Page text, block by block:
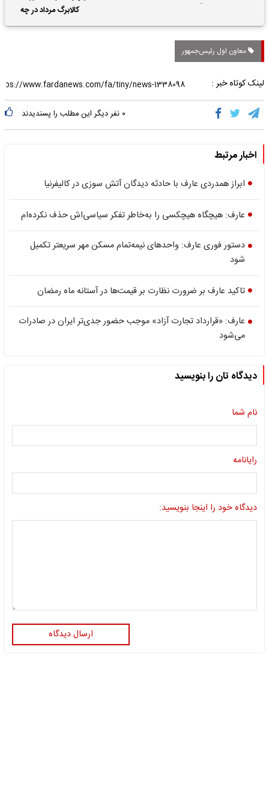
کالابرگ مرداد در چه
تاریخی واریز خواهد شد؟
معاون اول رئیس‌جمهور
لینک کوتاه خبر :
۰ نفر دیگر این مطلب را پسندیدند
اخبار مرتبط
ابراز همدردی عارف با حادثه دیدگان آتش سوزی در کالیفرنیا
عارف: هیچگاه هیچکسی را به‌خاطر تفکر سیاسی‌اش حذف نکرده‌ام
دستور فوری عارف: واحدهای نیمه‌تمام مسکن مهر سریعتر تکمیل
شود
تاکید عارف بر ضرورت نظارت بر قیمت‌ها در آستانه ماه رمضان
عارف: «قرارداد تجارت آزاد» موجب حضور جدی‌تر ایران در صادرات
می‌شود
دیدگاه تان را بنویسید
نام شما
رایانامه
دیدگاه خود را اینجا بنویسید:
ارسال دیدگاه